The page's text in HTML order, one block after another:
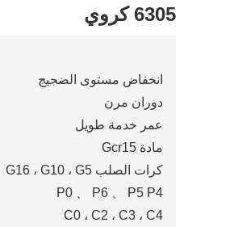
6305 كروي
انخفاض مستوى الضجيج
دوران مرن
عمر خدمة طويل
مادة Gcr15
كرات الصلب G16 ، G10 ، G5
P0 、 P6 、 P5 P4
C0 ، C2 ، C3 ، C4